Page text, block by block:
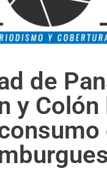
de
y Colón